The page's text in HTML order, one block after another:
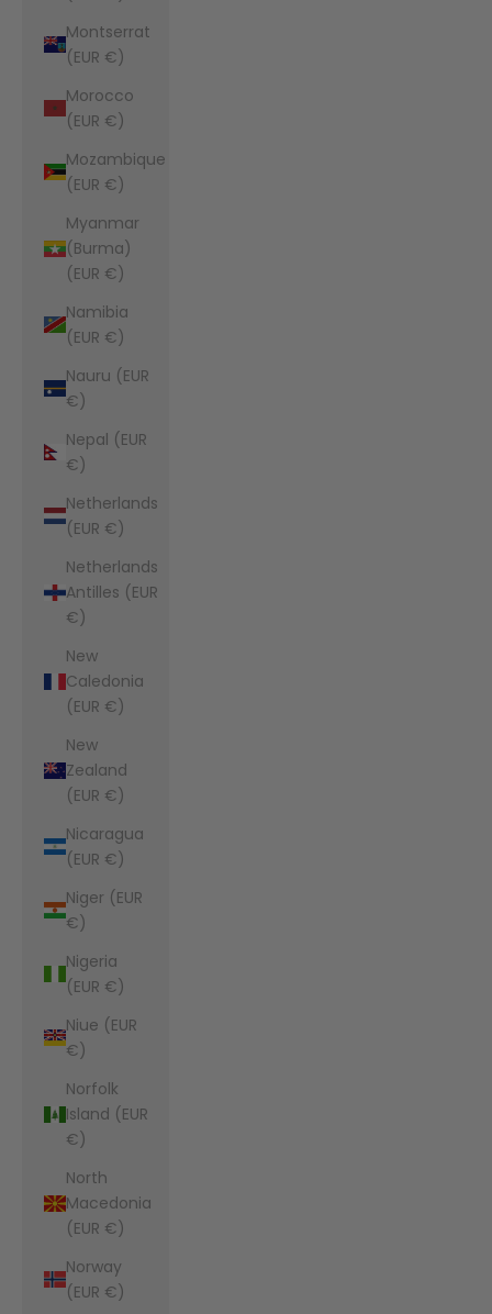
Montserrat
(EUR €)
Morocco
(EUR €)
Mozambique
(EUR €)
Myanmar
(Burma)
(EUR €)
Namibia
(EUR €)
Nauru (EUR
€)
Nepal (EUR
€)
Netherlands
(EUR €)
Netherlands
Antilles (EUR
€)
New
Caledonia
(EUR €)
New
Zealand
(EUR €)
Nicaragua
(EUR €)
Niger (EUR
€)
Nigeria
(EUR €)
Niue (EUR
€)
Norfolk
Island (EUR
€)
North
Macedonia
(EUR €)
Norway
(EUR €)